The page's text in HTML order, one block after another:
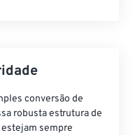
conversão de
robusta estrutura de
sempre